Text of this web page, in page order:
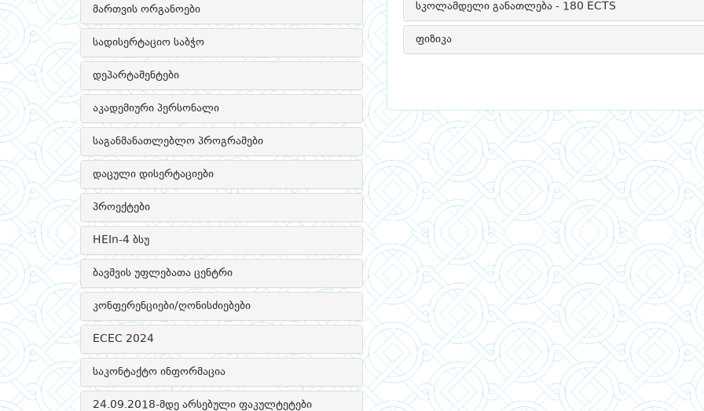
მართვის ორგანოები
სადისერტაციო საბჭო
დეპარტამენტები
აკადემიური პერსონალი
საგანმანათლებლო პროგრამები
დაცული დისერტაციები
პროექტები
HEIn-4 ბსუ
ბავშვის უფლებათა ცენტრი
კონფერენციები/ღონისძიებები
ECEC 2024
საკონტაქტო ინფორმაცია
24.09.2018-მდე არსებული ფაკულტეტები
სკოლამდელი განათლება - 180 ECTS
ფიზიკა